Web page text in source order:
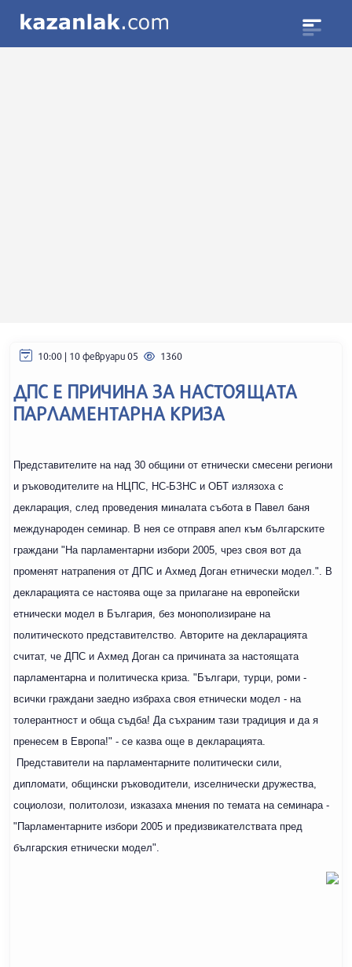
10:00 | 10 февруари 05 1360
ДПС Е ПРИЧИНА ЗА НАСТОЯЩАТА
ПАРЛАМЕНТАРНА КРИЗА
Представителите на над 30 общини от етнически смесени региони
и ръководителите на НЦПС, НС-БЗНС и ОБТ излязоха с
декларация, след проведения миналата събота в Павел баня
международен семинар. В нея се отправя апел към българските
граждани "На парламентарни избори 2005, чрез своя вот да
променят натрапения от ДПС и Ахмед Доган етнически модел.". В
декларацията се настоява още за прилагане на европейски
етнически модел в България, без монополизиране на
политическото представителство. Авторите на декларацията
считат, че ДПС и Ахмед Доган са причината за настоящата
парламентарна и политическа криза. "Българи, турци, роми -
всички граждани заедно избраха своя етнически модел - на
толерантност и обща съдба! Да съхраним тази традиция и да я
пренесем в Европа!" - се казва още в декларацията.
Представители на парламентарните политически сили,
дипломати, общински ръководители, изселнически дружества,
социолози, политолози, изказаха мнения по темата на семинара -
"Парламентарните избори 2005 и предизвикателствата пред
българския етнически модел".